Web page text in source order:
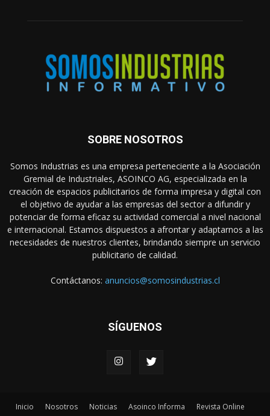
SOBRE NOSOTROS
Somos Industrias es una empresa perteneciente a la Asociación
Gremial de Industriales, ASOINCO AG, especializada en la
creación de espacios publicitarios de forma impresa y digital con
el objetivo de ayudar a las empresas del sector a difundir y
potenciar de forma eficaz su actividad comercial a nivel nacional
e internacional. Estamos dispuestos a afrontar y adaptarnos a las
necesidades de nuestros clientes, brindando siempre un servicio
publicitario de calidad.
Contáctanos: anuncios@somosindustrias.cl
SÍGUENOS
Inicio Nosotros Noticias Asoinco Informa
Revista Online